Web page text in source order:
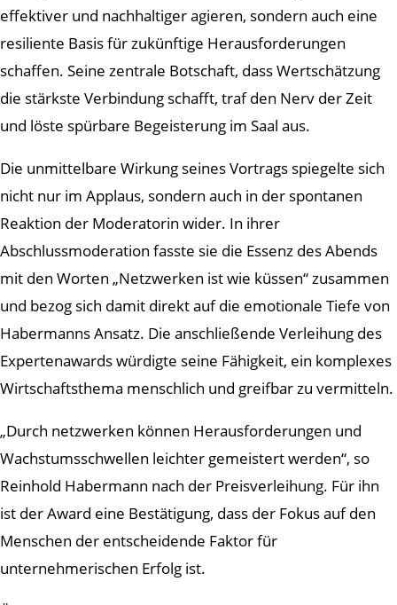
effektiver und nachhaltiger agieren, sondern auch eine
resiliente Basis für zukünftige Herausforderungen
schaffen. Seine zentrale Botschaft, dass Wertschätzung
die stärkste Verbindung schafft, traf den Nerv der Zeit
und löste spürbare Begeisterung im Saal aus.
Die unmittelbare Wirkung seines Vortrags spiegelte sich
nicht nur im Applaus, sondern auch in der spontanen
Reaktion der Moderatorin wider. In ihrer
Abschlussmoderation fasste sie die Essenz des Abends
mit den Worten „Netzwerken ist wie küssen“ zusammen
und bezog sich damit direkt auf die emotionale Tiefe von
Habermanns Ansatz. Die anschließende Verleihung des
Expertenawards würdigte seine Fähigkeit, ein komplexes
Wirtschaftsthema menschlich und greifbar zu vermitteln.
„Durch netzwerken können Herausforderungen und
Wachstumsschwellen leichter gemeistert werden“, so
Reinhold Habermann nach der Preisverleihung. Für ihn
ist der Award eine Bestätigung, dass der Fokus auf den
Menschen der entscheidende Faktor für
unternehmerischen Erfolg ist.